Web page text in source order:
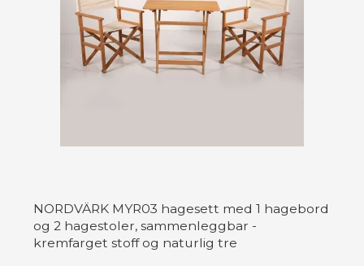
NORDVÄRK MYR03 hagesett med 1 hagebord
og 2 hagestoler, sammenleggbar -
kremfarget stoff og naturlig tre